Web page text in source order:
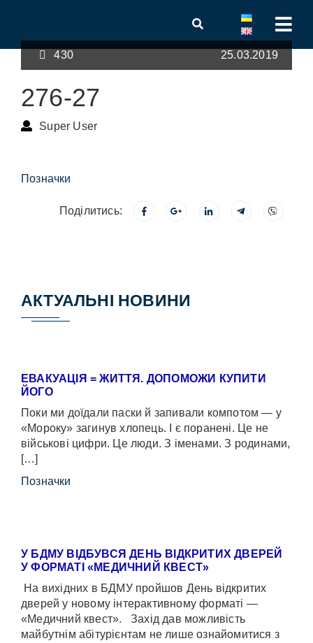
430 25.03.2019
276-27
Super User
Позначки
Поділитись:
АКТУАЛЬНІ НОВИНИ
ЕВАКУАЦІЯ = ЖИТТЯ. ДОПОМОЖИ КУПИТИ
ЙОГО
Поки ми доїдали паски й запивали компотом — у
«Мороку» загинув хлопець. І є поранені. Це не
військові цифри. Це люди. З іменами. З родинами,
[…]
Позначки
У БДМУ ВІДБУВСЯ ДЕНЬ ВІДКРИТИХ ДВЕРЕЙ
У ФОРМАТІ «МЕДИЧНИЙ КВЕСТ»
На вихідних в БДМУ пройшов День відкритих
дверей у новому інтерактивному форматі —
«Медичний квест». Захід дав можливість
майбутнім абітурієнтам не лише ознайомитися з